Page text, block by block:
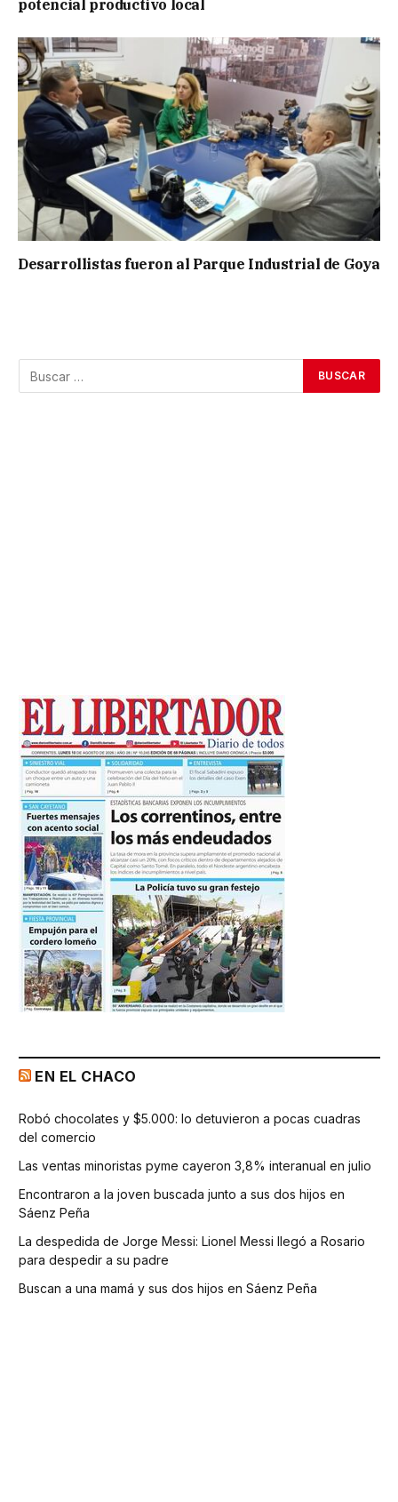
potencial productivo local
Desarrollistas fueron al Parque Industrial de Goya
EN EL CHACO
Robó chocolates y $5.000: lo detuvieron a pocas cuadras
del comercio
Las ventas minoristas pyme cayeron 3,8% interanual en julio
Encontraron a la joven buscada junto a sus dos hijos en
Sáenz Peña
La despedida de Jorge Messi: Lionel Messi llegó a Rosario
para despedir a su padre
Buscan a una mamá y sus dos hijos en Sáenz Peña